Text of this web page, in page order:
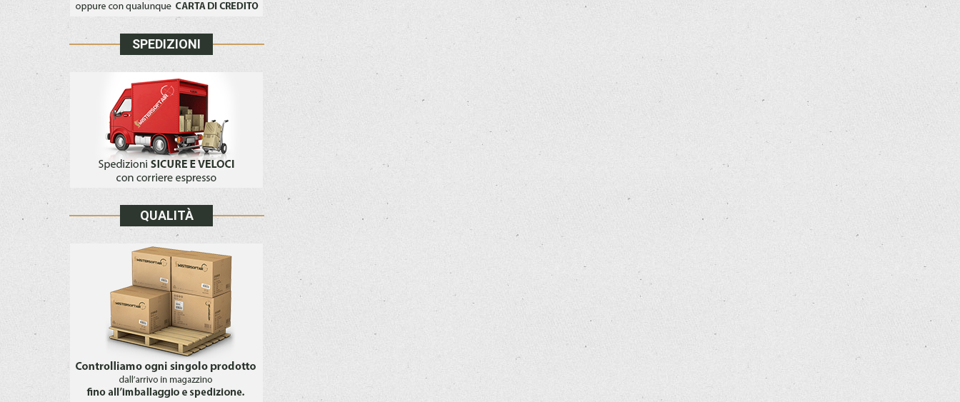
SPEDIZIONI
QUALITÀ